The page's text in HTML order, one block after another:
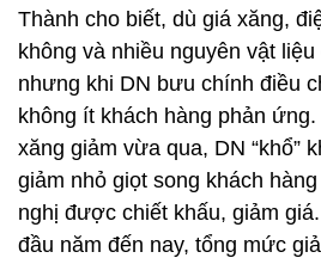
Thành cho biết, dù giá xăng,
không và nhiều nguyên vật
nhưng khi DN bưu chính điều
không ít khách hàng phản
xăng giảm vừa qua, DN “khổ”
giảm nhỏ giọt song khách hàng
nghị được chiết khấu, giảm
đầu năm đến nay, tổng mức